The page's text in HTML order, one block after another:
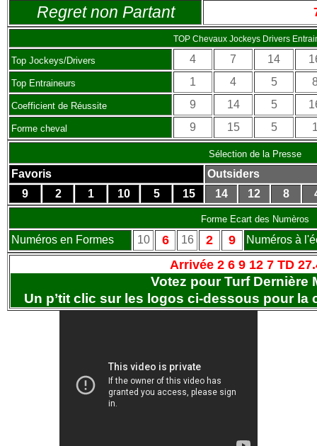
Regret non Partant
TOP Chevaux Jockeys Drivers
Top Jockeys/Drivers 4 7 14
Top Entraineurs 1 4 5
Coefficient de Réussite 9 14 5
Forme cheval 9 15 5
Sélection de la Presse
Favoris
Outsiders
9
2 1 10 5 15 14 12 8
Forme Ecart des Numèros
Numéros en Formes 10 6 16 2 9 Numéros à
Arrivée 2 6 9 12 7 TD
Votez pour Turf Dernière
Un p’tit clic sur les logos ci-dessous pour la